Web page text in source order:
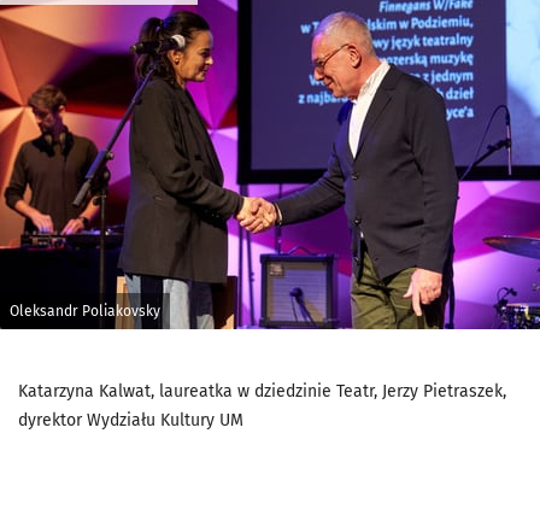
Oleksandr Poliakovsky
Katarzyna Kalwat, laureatka w dziedzinie Teatr, Jerzy Pietraszek,
dyrektor Wydziału Kultury UM